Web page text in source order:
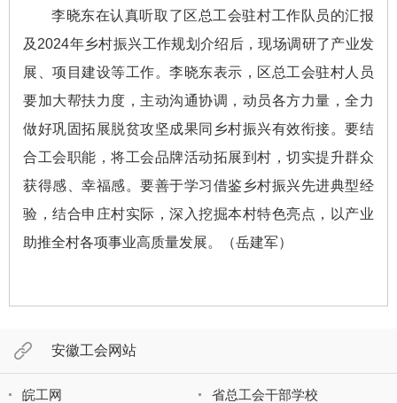
李晓东在认真听取了区总工会驻村工作队员的汇报
及2024年乡村振兴工作规划介绍后，现场调研了产业发
展、项目建设等工作。李晓东表示，区总工会驻村人员
要加大帮扶力度，主动沟通协调，动员各方力量，全力
做好巩固拓展脱贫攻坚成果同乡村振兴有效衔接。要结
合工会职能，将工会品牌活动拓展到村，切实提升群众
获得感、幸福感。要善于学习借鉴乡村振兴先进典型经
验，结合申庄村实际，深入挖掘本村特色亮点，以产业
助推全村各项事业高质量发展。（岳建军）
安徽工会网站
皖工网
省总工会干部学校